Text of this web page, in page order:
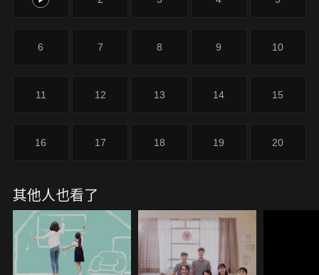
6 7 8 9 10
11 12 13 14 15
16 17 18 19 20
其他人也看了